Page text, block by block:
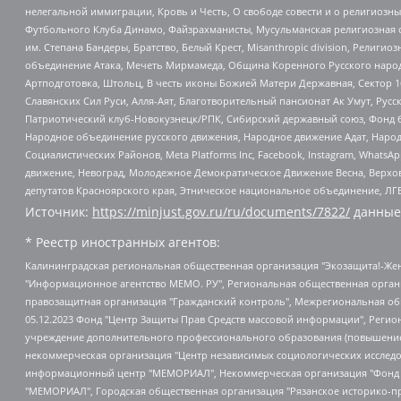
нелегальной иммиграции, Кровь и Честь, О свободе совести и о
Футбольного Клуба Динамо, Файзрахманисты, Мусульманская
им. Степана Бандеры, Братство, Белый Крест, Misanthropic division,
объединение Атака, Мечеть Мирмамеда, Община Коренного Русского
Артподготовка, Штольц, В честь иконы Божией Матери Державная,
Славянских Сил Руси, Алля-Аят, Благотворительный пансионат Ак Умут,
Патриотический клуб-Новокузнецк/РПК, Сибирский державный союз,
Народное объединение русского движения, Народное движение Адат,
Социалистических Районов, Meta Platforms Inc, Facebook, Instagram,
движение, Невоград, Молодежное Демократическое Движение Весна,
депутатов Красноярского края, Этническое национальное объединение,
Источник: https://minjust.gov.ru/ru/documents/7822/
* Реестр иностранных агентов:
Калининградская региональная общественная организация "Экозащита!-Женсовет", Фонд содействия защите прав и свобод граждан "Общественный вердикт", Фонд "Институт Развития Свободы Информации", Частное учреждение "Информационное агентство МЕМО. РУ", Региональная общественная организация "Общественная комиссия по сохранению наследия академика Сахарова", Фонд поддержки свободы прессы, Санкт-Петербургская общественная правозащитная организация "Гражданский контроль", Межрегиональная общественная организация "Информационно-просветительский центр "Мемориал", Региональный Фонд "Центр Защиты Прав Средств Массовой Информации", с 05.12.2023 Фонд "Центр Защиты Прав Средств массовой информации", Региональная общественная благотворительная организация помощи беженцам и мигрантам "Гражданское содействие", Негосударственное образовательное учреждение дополнительного профессионального образования (повышение квалификации) специалистов "АКАДЕМИЯ ПО ПРАВАМ ЧЕЛОВЕКА", Свердловская региональная общественная организация "Сутяжник", Автономная некоммерческая организация "Центр независимых социологических исследований", Союз общественных объединений "Российский исследовательский центр по правам человека", Региональное общественное учреждение научно-информационный центр "МЕМОРИАЛ", Некоммерческая организация "Фонд защиты гласности", Автономная некоммерческая организация "Институт прав человека", Городская общественная организация "Екатеринбургское общество "МЕМОРИАЛ", Городская общественная организация "Рязанское историко-просветительское и правозащитное общество "Мемориал" (Рязанский Мемориал), Челябинский региональный орган общественной самодеятельности – женское общественное объединение "Женщины Евразии", Челябинский региональный орган общественной самодеятельности "Уральская правозащитная группа", Фонд содействия защите здоровья и социальной справедливости имени Андрея Рылькова, Автономная Некоммерческая Организация "Аналитический Центр Юрия Левады", Автономная некоммерческая организация социальной поддержки населения "Проект Апрель", Региональная общественная организация помощи женщинам и детям, находящимся в кризисной ситуации "Информационно-методический центр "Анна", Фонд содействия развитию массовых коммуникаций и правовому просвещению "Так-так-Так", Фонд содействия устойчивому развитию "Серебряная тайга", Свердловский региональный общественный фонд социальных проектов "Новое время", "Idel.Реалии", Кавказ.Реалии, Крым.Реалии, Телеканал Настоящее Время, Татаро-башкирская служба Радио Свобода (Azatliq Radiosi), Радио Свободная Европа/Радио Свобода (PCE/PC), "Сибирь.Реалии", "Фактограф", Благотворительный фонд помощи осужденным и их семьям, Автономная некоммерческая организация "Институт глобализации и социальных движений", Фонд "В защиту прав заключенных", Частное учреждение "Центр поддержки и содействия развитию средств массовой информации", Пензенский региональный общественный благотворительный фонд "Гражданский союз", "Север.Реалии", Некоммерческая организация Фонд "Правовая инициатива", Общество с ограниченной ответственностью "Радио Свободная Европа/Радио Свобода", Чешское информационное агентство "MEDIUM-ORIENT", Красноярская региональная общественная организация "Мы против СПИДа",